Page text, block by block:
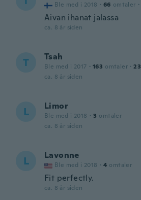
Ble med i 2018 · 66 omtaler ·
Aivan ihanat jalassa
ca. 8 år siden
T Tsah
Ble med i 2017 · 163 omtaler · 23
ca. 8 år siden
L Limor
Ble med i 2018 · 3 omtaler
ca. 8 år siden
L Lavonne
Ble med i 2018 · 4 omtaler
Fit perfectly.
ca. 8 år siden